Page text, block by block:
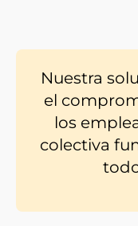
Nuestra
el
los
colectiva